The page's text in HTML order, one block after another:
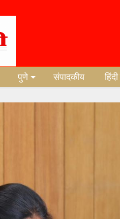
पुणे संपादकीय